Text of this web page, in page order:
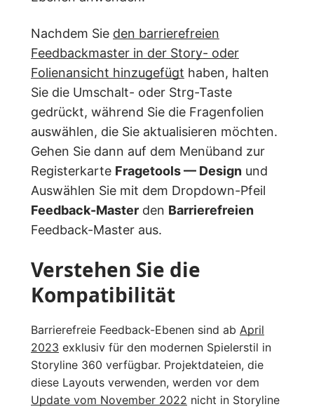
Nachdem Sie den barrierefreien
Feedbackmaster in der Story- oder
Folienansicht hinzugefügt haben, halten
Sie die Umschalt- oder Strg-Taste
gedrückt, während Sie die Fragenfolien
auswählen, die Sie aktualisieren möchten.
Gehen Sie dann auf dem Menüband zur
Registerkarte Fragetools — Design und
Auswählen Sie mit dem Dropdown-Pfeil
Feedback-Master den Barrierefreien
Feedback-Master aus.
Verstehen Sie die
Kompatibilität
Barrierefreie Feedback-Ebenen sind ab April
2023 exklusiv für den modernen Spielerstil in
Storyline 360 verfügbar. Projektdateien, die
diese Layouts verwenden, werden vor dem
Update vom November 2022 nicht in Storyline